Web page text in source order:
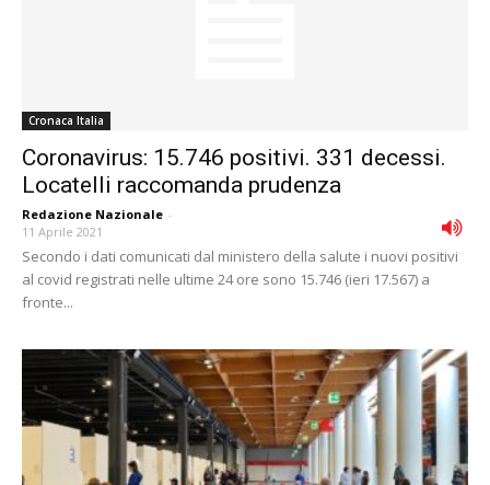
Cronaca Italia
Coronavirus: 15.746 positivi. 331 decessi.
Locatelli raccomanda prudenza
Redazione Nazionale -
11 Aprile 2021
Secondo i dati comunicati dal ministero della salute i nuovi positivi
al covid registrati nelle ultime 24 ore sono 15.746 (ieri 17.567) a
fronte...